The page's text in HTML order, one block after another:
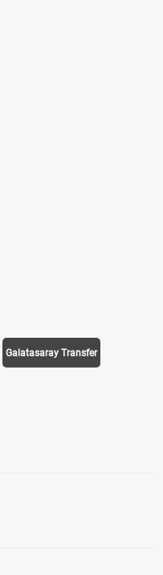
Galatasaray Transfer